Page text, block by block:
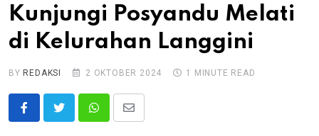
Kunjungi Posyandu Melati
di Kelurahan Langgini
BY REDAKSI 2 OKTOBER 2024 1 MINUTE READ
WhatsappShare